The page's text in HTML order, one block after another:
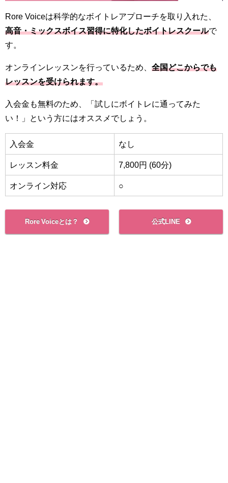
Rore Voiceは科学的なボイトレアプローチを取り入れた、
高音・ミックスボイス習得に特化したボイトレスクールで
す。
オンラインレッスンを行っているため、 全国どこからでも
レッスンを受けられます。
入会金も無料のため、「試しにボイトレに通ってみた
い！」という方にはオススメでしょう。
入会金 なし
レッスン料金 7,800円 (60分)
オンライン対応 ○
Rore Voiceとは？ 公式LINE